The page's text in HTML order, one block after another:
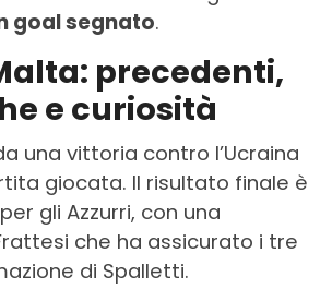
goal segnato.
precedenti,
e curiosità
una vittoria contro l’Ucraina
giocata. Il risultato finale è
gli Azzurri, con una
che ha assicurato i tre
di Spalletti.